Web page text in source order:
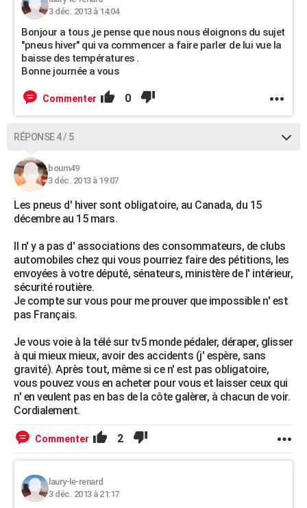
3 déc. 2013 à 14:04
Bonjour a tous ,je pense que nous nous éloignons du sujet
"pneus hiver" qui va commencer a faire parler de lui vue la
baisse des températures .
Bonne journée a vous
Commenter 0
RÉPONSE 4 / 5
boum49
3 déc. 2013 à 19:07
Les pneus d' hiver sont obligatoire, au Canada, du 15
décembre au 15 mars.
Il n' y a pas d' associations des consommateurs, de clubs
automobiles chez qui vous pourriez faire des pétitions, les
envoyées à votre député, sénateurs, ministère de l' intérieur,
sécurité routière.
Je compte sur vous pour me prouver que impossible n' est
pas Français.
Je vous voie à la télé sur tv5 monde pédaler, déraper, glisser
à qui mieux mieux, avoir des accidents (j' espère, sans
gravité). Après tout, même si ce n' est pas obligatoire,
vous pouvez vous en acheter pour vous et laisser ceux qui
n' en veulent pas en bas de la côte galèrer, à chacun de voir.
Cordialement.
Commenter 2
laury-le-renard
3 déc. 2013 à 21:17